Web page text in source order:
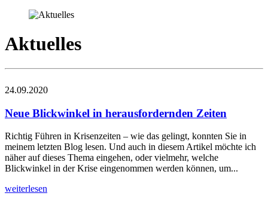
Aktuelles
24.09.2020
Neue Blickwinkel in herausfordernden Zeiten
Richtig Führen in Krisenzeiten – wie das gelingt, konnten Sie in
meinem letzten Blog lesen. Und auch in diesem Artikel möchte ich
näher auf dieses Thema eingehen, oder vielmehr, welche
Blickwinkel in der Krise eingenommen werden können, um...
weiterlesen